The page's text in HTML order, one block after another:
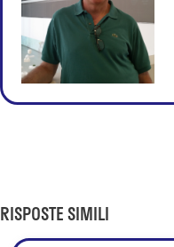
RISPOSTE SIMILI